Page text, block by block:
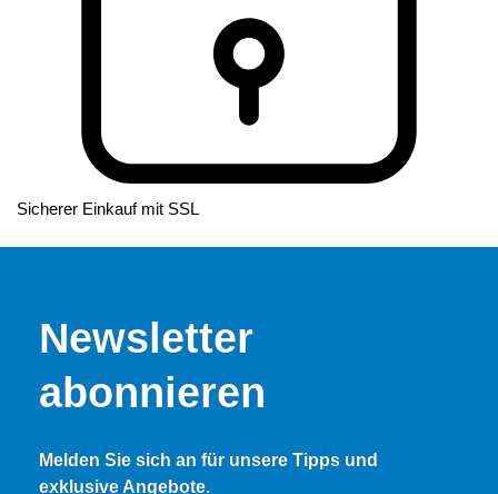
Sicherer Einkauf mit SSL
Newsletter
abonnieren
Melden Sie sich an für unsere Tipps und
exklusive Angebote.